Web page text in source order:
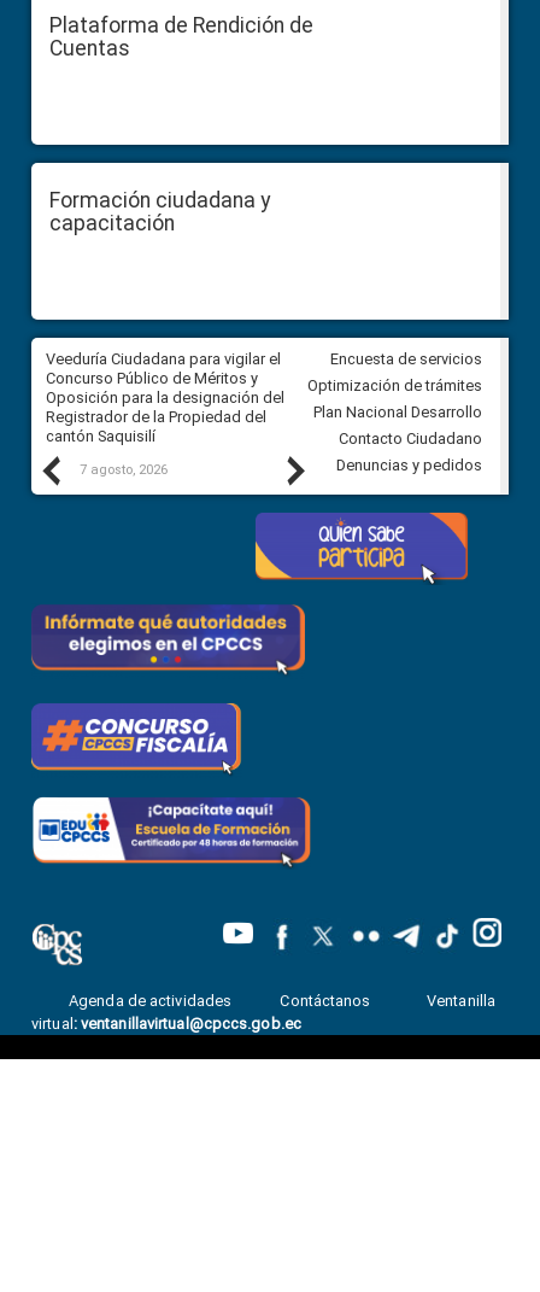
Plataforma de Rendición de
Cuentas
Formación ciudadana y
capacitación
Previous
Veeduría Ciudadana para vigilar el
Concurso Público de Méritos y
Oposición para la designación del
Registrador de la Propiedad del
cantón Saquisilí
7 agosto, 2026
Veeduría Ciudadana para
construcción del asfaltado de
Ballenita del cantón Santa
7 agosto, 2026
Next
Encuesta de servicios
Optimización de trámites
Plan Nacional Desarrollo
Contacto Ciudadano
Denuncias y pedidos
Agenda de actividades Contáctanos
Ventanilla
virtual : ventanillavirtual@cpccs.gob.ec